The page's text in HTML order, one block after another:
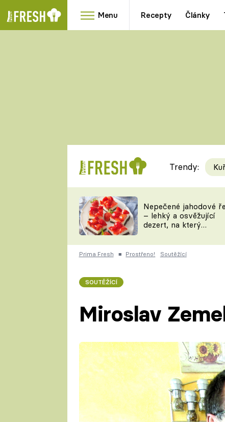
Menu Recepty Články
RYCHLOVKY
TEĎ VAŘÍ ŠÉF!
ČESKO NA TALÍŘI
Trendy:
Nepečené jahodové
– lehký a osvěžující
dezert, na který
Prima Fresh ■ Prostřeno! Soutěžící
SOUTĚŽÍCÍ
Miroslav